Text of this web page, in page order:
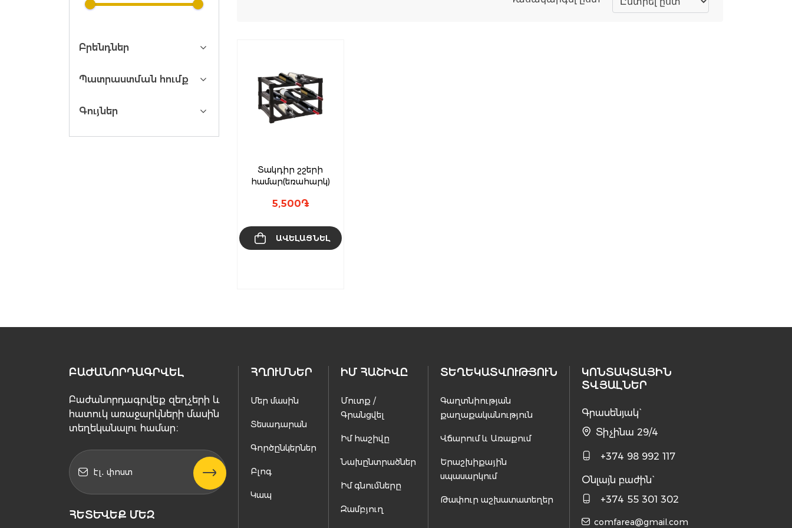
Բրենդներ
Պատրաստման հումք
Գույներ
Տակդիր շշերի
համար(եռահարկ)
5,500֏
ԱՎԵԼԱՑՆԵԼ
ԲԱԺԱՆՈՐԴԱԳՐՎԵԼ
Բաժանորդագրվեք զեղչերի և
հատուկ առաջարկների մասին
տեղեկանալու համար։
ՀԵՏԵՒԵՔ ՄԵԶ
ՀՂՈՒՄՆԵՐ
Մեր մասին
Տեսադարան
Գործընկերներ
Բլոգ
Կապ
ԻՄ ՀԱՇԻՎԸ
Մուտք /
Գրանցվել
Իմ հաշիվը
Նախընտրածներ
Իմ գնումները
Զամբյուղ
ՏԵՂԵԿԱՏՎՈՒԹՅՈՒՆ
Գաղտնիության
քաղաքականություն
Վճարում և Առաքում
Երաշխիքային
սպասարկում
Թափուր աշխատատեղեր
ԿՈՆՏԱԿՏԱՅԻՆ
ՏՎՅԱԼՆԵՐ
Գրասենյակ`
Տիչինա 29/4
+374 98 992 117
Օնլայն բաժին`
+374 55 301 302
comfarea@gmail.com